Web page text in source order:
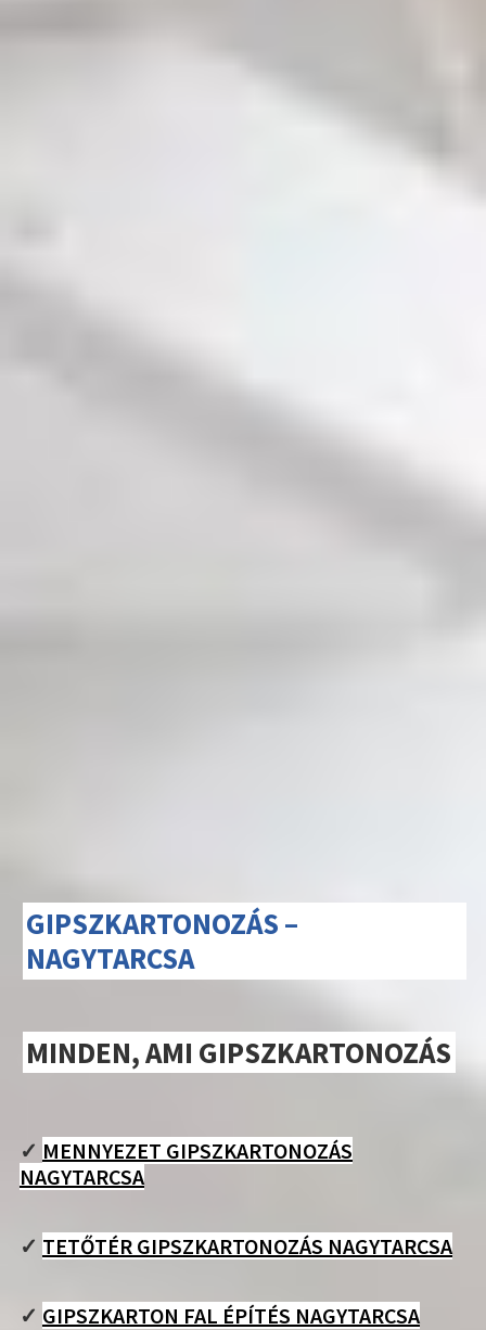
GIPSZKARTONOZÁS –
NAGYTARCSA
MINDEN, AMI GIPSZKARTONOZÁS
✓ MENNYEZET GIPSZKARTONOZÁS
NAGYTARCSA
✓ TETŐTÉR GIPSZKARTONOZÁS NAGYTARCSA
✓ GIPSZKARTON FAL ÉPÍTÉS NAGYTARCSA